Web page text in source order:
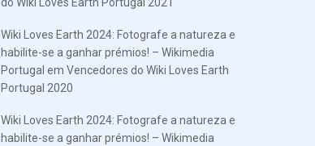
Wiki Loves Earth 2024: Fotografe a natureza e
habilite-se a ganhar prémios! – Wikimedia
Portugal em Vencedores do Wiki Loves Earth
Portugal 2020
Wiki Loves Earth 2024: Fotografe a natureza e
habilite-se a ganhar prémios! – Wikimedia